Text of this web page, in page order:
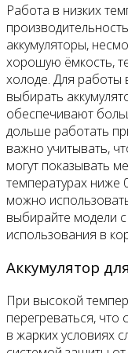
Работа в низких
аккумуляторы,
хорошую ёмкость,
холоде. Для работы
выбирать
обеспечивают
дольше работать
важно учитывать,
могут показывать
температурах ниже
можно
выбирайте модели
использования в
Аккумулятор
При высокой
перегреваться,
в жарких условиях